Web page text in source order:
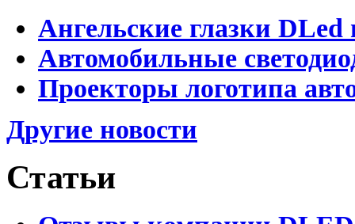
Ангельские глазки DLed
Автомобильные
Проекторы логотипа
Другие новости
Статьи